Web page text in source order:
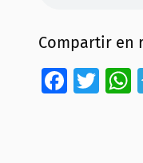
Compartir en